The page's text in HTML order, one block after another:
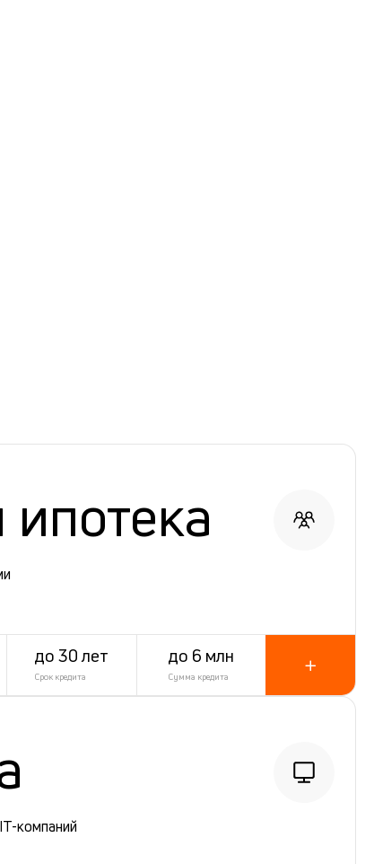
до 30 лет
Срок кредита
до 6 млн
Сумма кредита
компаний